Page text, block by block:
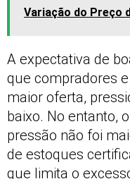
Variação do Preço
A expectativa de
que compradores
maior oferta,
baixo. No entanto,
pressão não foi
de estoques
que limita o